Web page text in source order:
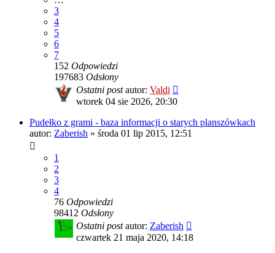
3
4
5
6
7
152 Odpowiedzi
197683 Odsłony
Ostatni postautor: Valdi
wtorek 04 sie 2026, 20:30
Pudełko z grami - baza informacji o starych planszówkach
autor: Zaberish » środa 01 lip 2015, 12:51
1
2
3
4
76 Odpowiedzi
98412 Odsłony
Ostatni postautor: Zaberish
czwartek 21 maja 2020, 14:18